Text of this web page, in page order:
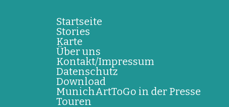
Startseite
Stories
Karte
Über uns
Kontakt/Impressum
Datenschutz
Download
MunichArtToGo in der Presse
Touren